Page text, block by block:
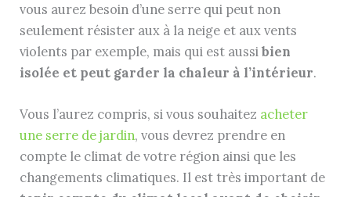
vous aurez besoin d’une serre qui peut non
seulement résister aux à la neige et aux vents
violents par exemple, mais qui est aussibien
isolée et peut garder la chaleur à l’intérieur.
Vous l’aurez compris, si vous souhaitez acheter
une serre de jardin, vous devrez prendre en
compte le climat de votre région ainsi que les
changements climatiques. Il est très important de